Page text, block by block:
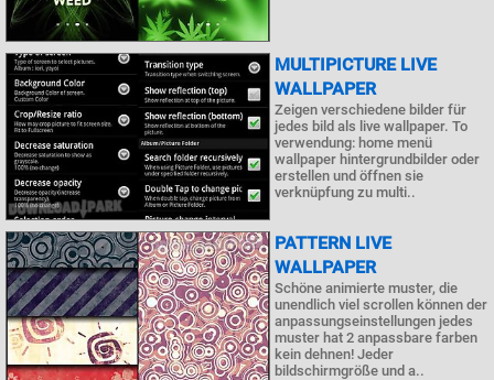
MULTIPICTURE LIVE
WALLPAPER
Zeigen verschiedene bilder für
jedes bild als live wallpaper. To
verwendung: home menü
wallpaper hintergrundbilder oder
erstellen und öffnen sie
verknüpfung zu multi..
PATTERN LIVE
WALLPAPER
Schöne animierte muster, die
unendlich viel scrollen können der
anpassungseinstellungen jedes
muster hat 2 anpassbare farben
kein dehnen! Jeder
bildschirmgröße und a..